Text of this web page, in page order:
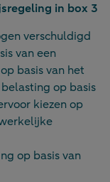
in box 3
verschuldigd
van een
basis van het
op basis
kiezen op
op basis van